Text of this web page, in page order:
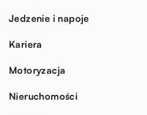
Jedzenie i napoje
Kariera
Motoryzacja
Nieruchomości